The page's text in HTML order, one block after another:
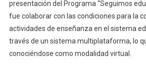
presentación del Programa “Seguimos
fue colaborar con las condiciones para la
actividades de enseñanza en el sistema
través de un sistema multiplataforma, lo
conociéndose como modalidad virtual.